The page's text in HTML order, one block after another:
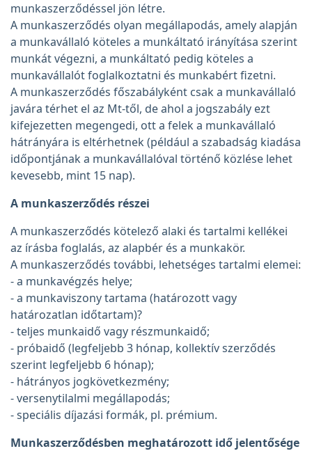
munkaszerződéssel jön létre.
A munkaszerződés olyan megállapodás, amely alapján
a munkavállaló köteles a munkáltató irányítása szerint
munkát végezni, a munkáltató pedig köteles a
munkavállalót foglalkoztatni és munkabért fizetni.
A munkaszerződés főszabályként csak a munkavállaló
javára térhet el az Mt-től, de ahol a jogszabály ezt
kifejezetten megengedi, ott a felek a munkavállaló
hátrányára is eltérhetnek (például a szabadság kiadása
időpontjának a munkavállalóval történő közlése lehet
kevesebb, mint 15 nap).
A munkaszerződés részei
A munkaszerződés kötelező alaki és tartalmi kellékei
az írásba foglalás, az alapbér és a munkakör.
A munkaszerződés további, lehetséges tartalmi elemei:
- a munkavégzés helye;
- a munkaviszony tartama (határozott vagy
határozatlan időtartam)?
- teljes munkaidő vagy részmunkaidő;
- próbaidő (legfeljebb 3 hónap, kollektív szerződés
szerint legfeljebb 6 hónap);
- hátrányos jogkövetkezmény;
- versenytilalmi megállapodás;
- speciális díjazási formák, pl. prémium.
Munkaszerződésben meghatározott idő jelentősége